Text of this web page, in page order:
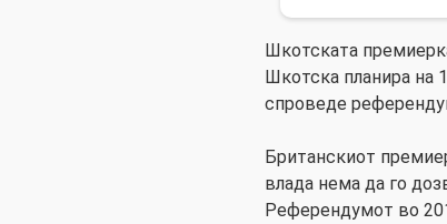
Шкотската
Шкотска планира на
спроведе
Британскиот
влада нема да го
Референдумот во